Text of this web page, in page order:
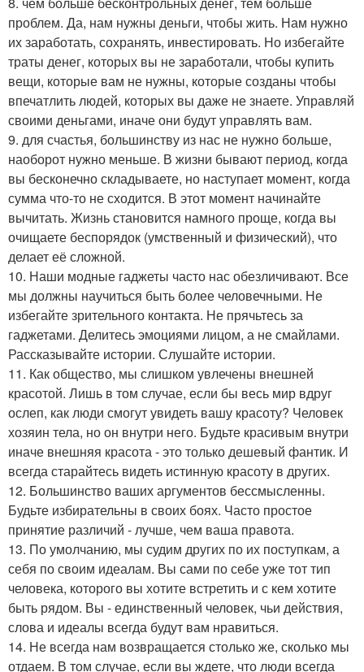
проблем. Да, нам нужны деньги, чтобы жить. Нам нужно
их заработать, сохранять, инвестировать. Но избегайте
траты денег, которых вы не заработали, чтобы купить
вещи, которые вам не нужны, которые созданы чтобы
впечатлить людей, которых вы даже не знаете. Управляй
своими деньгами, иначе они будут управлять вам.
9. для счастья, большинству из нас не нужно больше,
наоборот нужно меньше. В жизни бывают период, когда
вы бесконечно складываете, но наступает момент, когда
сумма что-то не сходится. В этот момент начинайте
вычитать. Жизнь становится намного проще, когда вы
очищаете беспорядок (умственный и физический), что
делает её сложной.
10. Наши модные гаджеты часто нас обезличивают. Все
мы должны научиться быть более человечными. Не
избегайте зрительного контакта. Не прячьтесь за
гаджетами. Делитесь эмоциями лицом, а не смайлами.
Рассказывайте истории. Слушайте истории.
11. Как общество, мы слишком увлечены внешней
красотой. Лишь в том случае, если бы весь мир вдруг
ослеп, как люди смогут увидеть вашу красоту? Человек
хозяин тела, но он внутри него. Будьте красивым внутри
иначе внешняя красота - это только дешевый фантик. И
всегда старайтесь видеть истинную красоту в других.
12. Большинство ваших аргументов бессмысленны.
Будьте избирательны в своих боях. Часто простое
принятие различий - лучше, чем ваша правота.
13. По умолчанию, мы судим других по их поступкам, а
себя по своим идеалам. Вы сами по себе уже тот тип
человека, которого вы хотите встретить и с кем хотите
быть рядом. Вы - единственный человек, чьи действия,
слова и идеалы всегда будут вам нравиться.
14. Не всегда нам возвращается столько же, сколько мы
отдаем. В том случае, если вы ждете, что люди всегда